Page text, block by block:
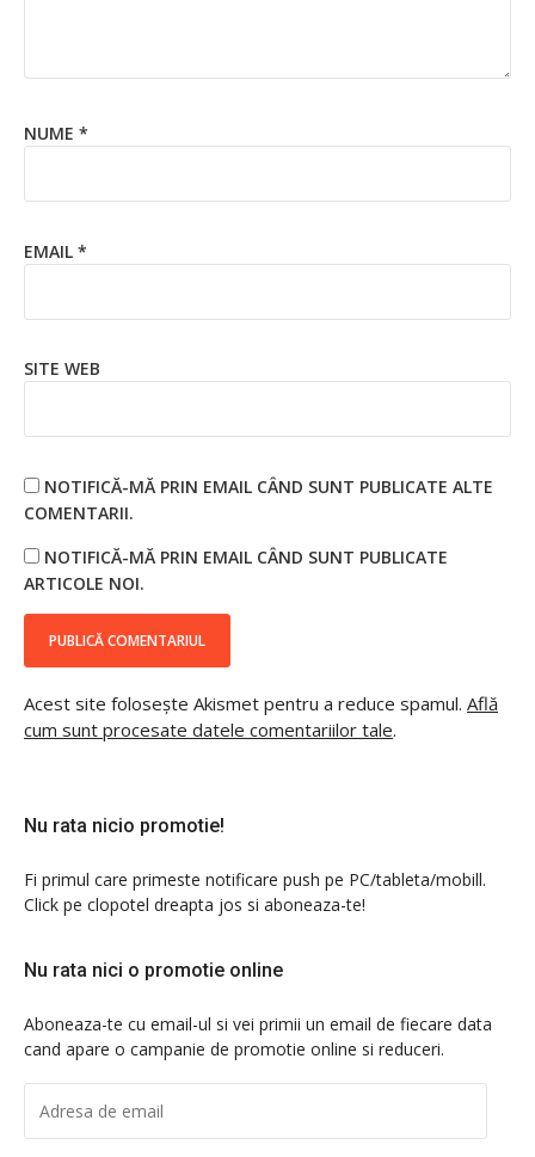
NUME *
EMAIL *
SITE WEB
NOTIFICĂ-MĂ PRIN EMAIL CÂND SUNT PUBLICATE ALTE
COMENTARII.
NOTIFICĂ-MĂ PRIN EMAIL CÂND SUNT PUBLICATE
ARTICOLE NOI.
Acest site folosește Akismet pentru a reduce spamul. Află
cum sunt procesate datele comentariilor tale.
Nu rata nicio promotie!
Fi primul care primeste notificare push pe PC/tableta/mobill.
Click pe clopotel dreapta jos si aboneaza-te!
Nu rata nici o promotie online
Aboneaza-te cu email-ul si vei primii un email de fiecare data
cand apare o campanie de promotie online si reduceri.
DE
EMAIL